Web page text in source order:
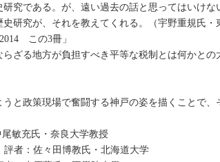
究である。が、遠い過去の話と思ってはいけ
研究が、それを教えてくれる。（宇野重規氏・
この3冊」
ざる地方が負担すべき平等な税制とは何かと
と政策現場で奮闘する神戸の姿を描くことで
敏充氏・奈良大学教授
評者：佐々田博教氏・北海道大学